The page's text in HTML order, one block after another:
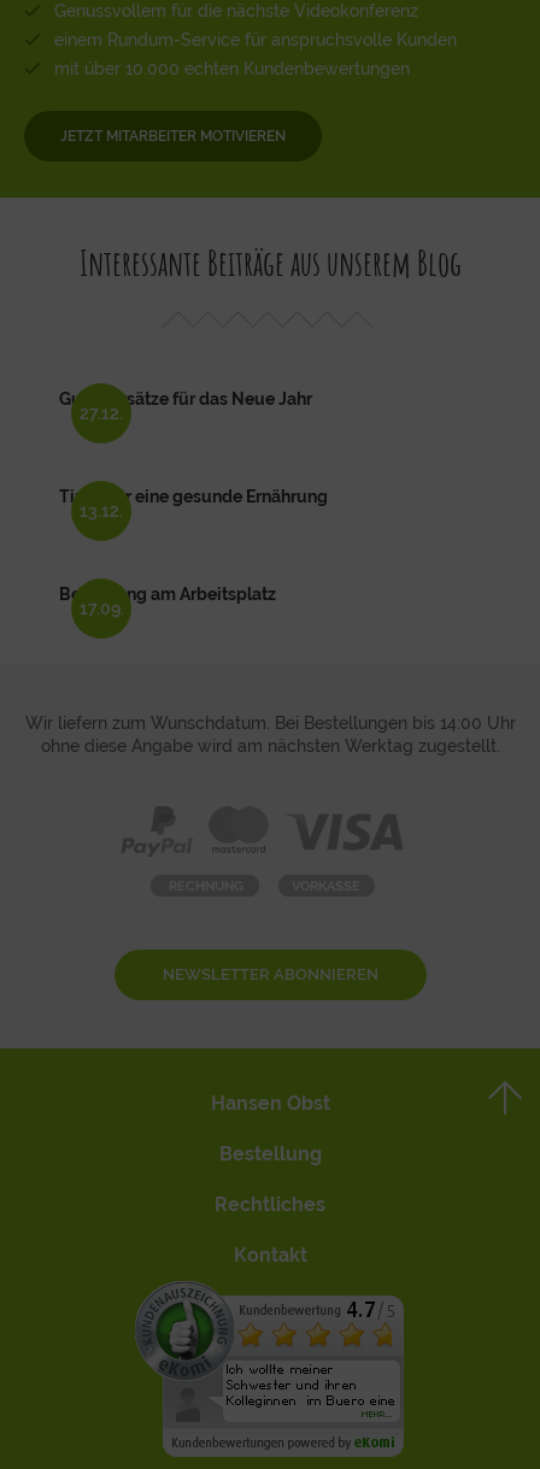
Genussvollem für die nächste Videokonferenz
einem Rundum-Service für anspruchsvolle Kunden
mit über 10.000 echten Kundenbewertungen
JETZT MITARBEITER MOTIVIEREN
Interessante Beiträge aus unserem Blog
27.12.
Gute Vorsätze für das Neue Jahr
13.12.
Tipps für eine gesunde Ernährung
17.09.
Bewegung am Arbeitsplatz
Wir liefern zum Wunschdatum. Bei Bestellungen bis 14:00 Uhr
ohne diese Angabe wird am nächsten Werktag zugestellt.
NEWSLETTER ABONNIEREN
Hansen Obst
Bestellung
Rechtliches
Kontakt